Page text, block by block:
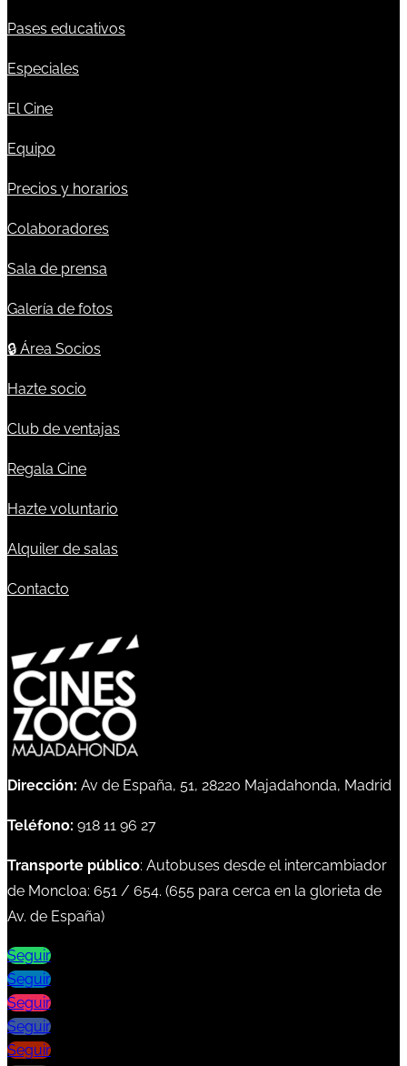
Pases educativos
Especiales
El Cine
Equipo
Precios y horarios
Colaboradores
Sala de prensa
Galería de fotos
🔒 Área Socios
Hazte socio
Club de ventajas
Regala Cine
Hazte voluntario
Alquiler de salas
Contacto
Dirección: Av de España, 51, 28220 Majadahonda, Madrid
Teléfono: 918 11 96 27
Transporte público: Autobuses desde el intercambiador
de Moncloa: 651 / 654. (655 para cerca en la glorieta de
Av. de España)
Seguir
Seguir
Seguir
Seguir
Seguir